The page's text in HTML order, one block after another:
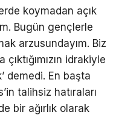
koymadan açık
Bugün gençlerle
arzusundayım. Biz
idrakiyle
demedi. En başta
talihsiz hatıraları
bir ağırlık olarak